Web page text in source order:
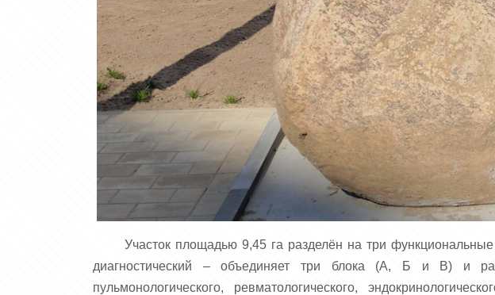
Участок площадью 9,45 га разделён на три
диагностический – объединяет три блока (А, Б и В) и
пульмонологического, ревматологического,